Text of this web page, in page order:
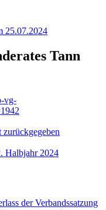
25.07.2024
Tann
vg-
Halbjahr 2024
der Verbandssatzung